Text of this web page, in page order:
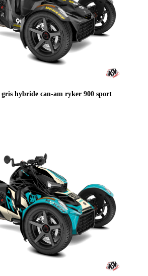
hybride can-am ryker 900 sport